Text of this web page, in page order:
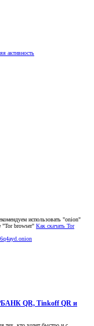
активность
использовать "onion"
"Tor browser" Как скачать Tor
QR, Tinkoff QR и